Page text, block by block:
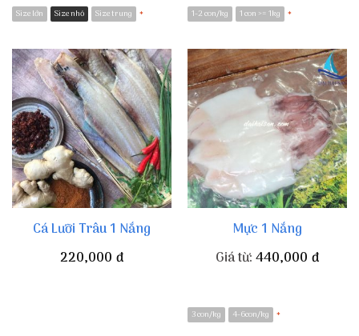
Size lớn Size nhỏ Size trung * 1-2 con/kg 1 con >= 1kg *
Cá Lưỡi Trâu 1 Nắng
220,000 đ
Mực 1 Nắng
Giá từ:440,000 đ
3 con/kg 4-6con/kg *